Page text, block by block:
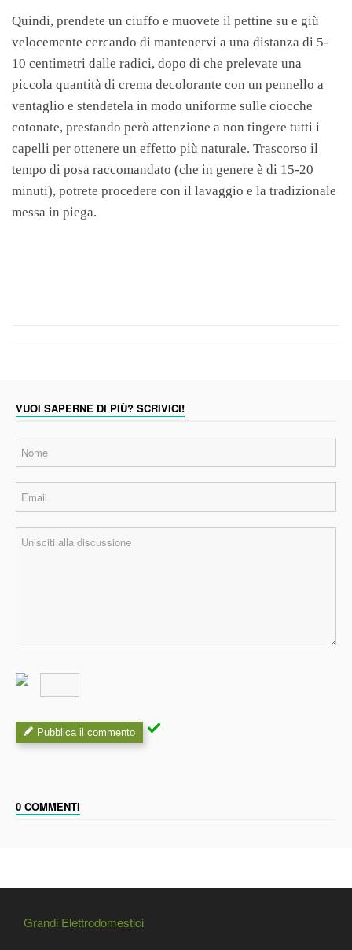
Quindi, prendete un ciuffo e muovete il pettine su e giù
velocemente cercando di mantenervi a una distanza di 5-
10 centimetri dalle radici, dopo di che prelevate una
piccola quantità di crema decolorante con un pennello a
ventaglio e stendetela in modo uniforme sulle ciocche
cotonate, prestando però attenzione a non tingere tutti i
capelli per ottenere un effetto più naturale. Trascorso il
tempo di posa raccomandato (che in genere è di 15-20
minuti), potrete procedere con il lavaggio e la tradizionale
messa in piega.
VUOI SAPERNE DI PIÙ? SCRIVICI!
Pubblica il commento
0 COMMENTI
Grandi Elettrodomestici